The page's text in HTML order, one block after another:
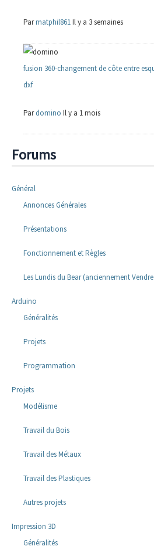
Parmatphil861Il y a 3 semaines
fusion 360-changement de côte entre
dxf
Pardomino Il y a 1 mois
Forums
Général
Annonces Générales
Présentations
Fonctionnement et Règles
Les Lundis du Bear (anciennement
Arduino
Généralités
Projets
Programmation
Projets
Modélisme
Travail du Bois
Travail des Métaux
Travail des Plastiques
Autres projets
Impression 3D
Généralités